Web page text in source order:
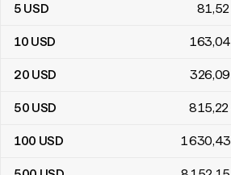
5 USD 81,52
10 USD 163,04
20 USD 326,09
50 USD 815,22
100 USD 1 630,43